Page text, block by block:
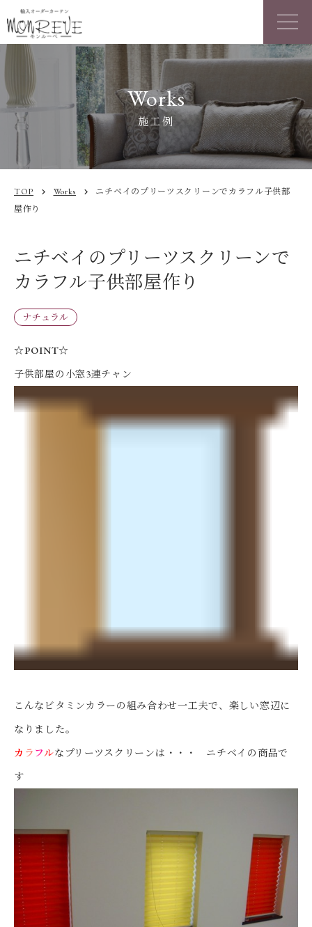
Works
施工例
TOP chevron_right Works chevron_right
ニチベイのプリーツスクリーンでカラフル子供部
屋作り
ニチベイのプリーツスクリーンで
カラフル子供部屋作り
ナチュラル
☆POINT☆
子供部屋の小窓3連チャン
こんなビタミンカラーの組み合わせ一工夫で、楽しい窓辺に
なりました。
カ ラ フルなプリーツスクリーンは・・・ ニチベイの商品で
す